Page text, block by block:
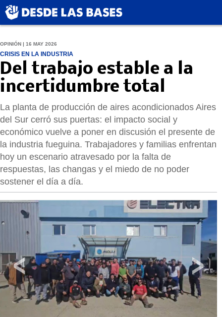
OPINIÓN | 16 MAY 2026
CRISIS EN LA INDUSTRIA
Del trabajo estable a la
incertidumbre total
La planta de producción de aires acondicionados Aires
del Sur cerró sus puertas: el impacto social y
económico vuelve a poner en discusión el presente de
la industria fueguina. Trabajadores y familias enfrentan
hoy un escenario atravesado por la falta de
respuestas, las changas y el miedo de no poder
sostener el día a día.
‹ ›